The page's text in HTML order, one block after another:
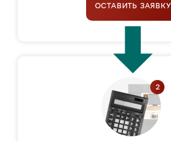
ОСТАВИТЬ ЗАЯВКУ